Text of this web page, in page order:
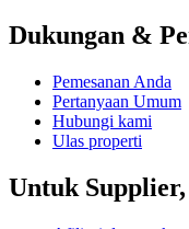
Dukungan &
Pemesanan Anda
Pertanyaan Umum
Hubungi kami
Ulas properti
Untuk